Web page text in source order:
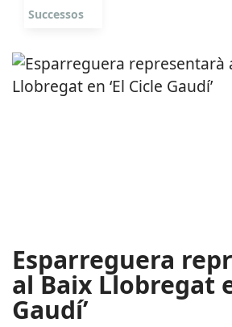
Successos
Esparreguera
al Baix Llobregat
Gaudí’